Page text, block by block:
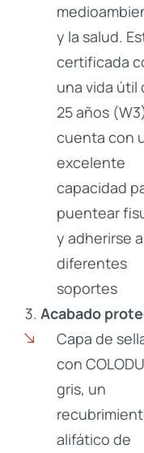
y la salud.
certificada
una vida útil
25 años
cuenta con
excelente
capacidad
puentear
y adherirse a
diferentes
soportes
Acabado
Capa de
con
gris, un
alifático de